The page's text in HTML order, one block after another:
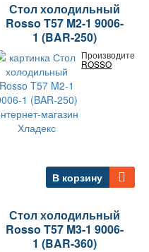
Стол холодильный
Rosso T57 M2-1 9006-
1 (BAR-250)
Производитель:
ROSSO
В корзину
Стол холодильный
Rosso T57 M3-1 9006-
1 (BAR-360)